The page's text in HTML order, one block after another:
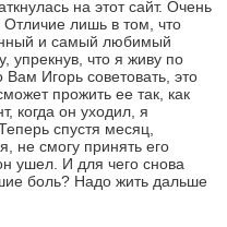
на этот сайт. Очень
лишь в том, что
и самый любимый
упрекнув, что я живу по
Игорь советовать, это
прожить ее так, как
когда он уходил, я
спустя месяц,
не смогу принять его
ушел. И для чего снова
боль? Надо жить дальше